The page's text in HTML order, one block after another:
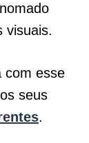
visuais.
com esse
seus
.